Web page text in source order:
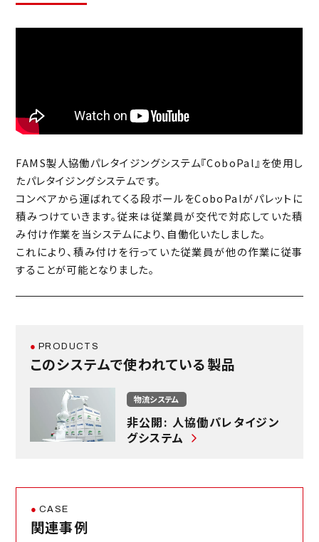
注湯搬送自動化システム
トッピング用ロボット
工作機械向けAGV＋ロボットシステム
プッシュプル機能AGVシステム
グラインダーロボット
段ボール箱パレタイジングシステム
パレタイズ・デパレタイズ
ダイカスト・鋳造
FAMS製人協働パレタイジングシステム『CoboPal』を使用し
たパレタイジングシステムです。
コンベアから運ばれてくる段ボールをCoboPalがパレットに
積みつけていきます。従来は従業員が交代で対応していた積
み付け作業を当システムにより、自働化いたしました。
これにより、積み付けを行っていた従業員が他の作業に従事
することが可能となりました。
PRODUCTS
このシステムで使われている製品
物流システム
非公開: 人協働パレタイジン
グシステム
CASE
関連事例